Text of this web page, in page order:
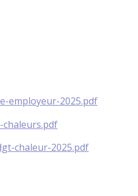
employeur-2025.pdf
chaleur-2025.pdf